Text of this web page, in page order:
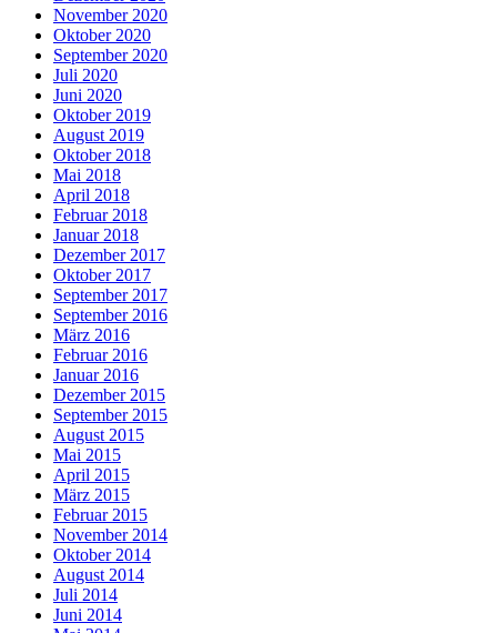
November 2020
Oktober 2020
September 2020
Juli 2020
Juni 2020
Oktober 2019
August 2019
Oktober 2018
Mai 2018
April 2018
Februar 2018
Januar 2018
Dezember 2017
Oktober 2017
September 2017
September 2016
März 2016
Februar 2016
Januar 2016
Dezember 2015
September 2015
August 2015
Mai 2015
April 2015
März 2015
Februar 2015
November 2014
Oktober 2014
August 2014
Juli 2014
Juni 2014